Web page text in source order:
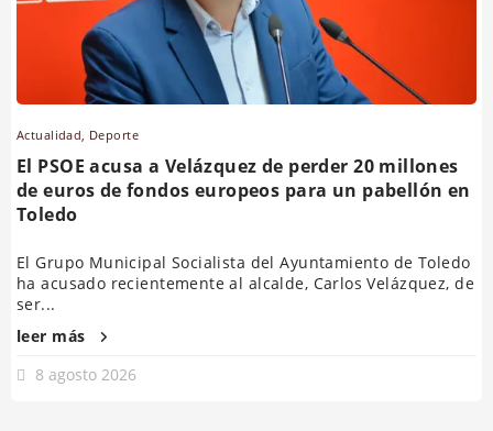
Actualidad, Deporte
El PSOE acusa a Velázquez de perder 20 millones
de euros de fondos europeos para un pabellón en
Toledo
El Grupo Municipal Socialista del Ayuntamiento de Toledo
ha acusado recientemente al alcalde, Carlos Velázquez, de
ser...
leer más
8 agosto 2026